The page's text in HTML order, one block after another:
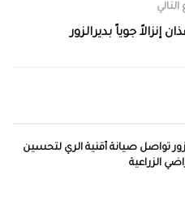
إنزالاً جوياً بديرالزور
الزور تواصل صيانة أقنية الري لتحسين
الزراعية